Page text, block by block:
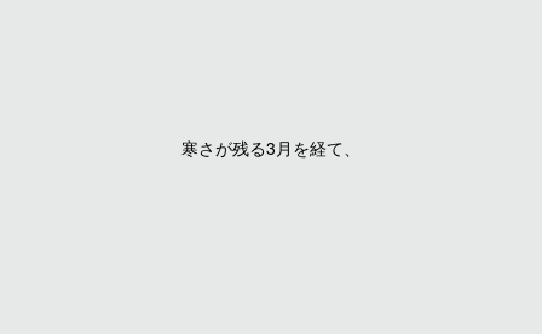
寒さが残る3月を経て、